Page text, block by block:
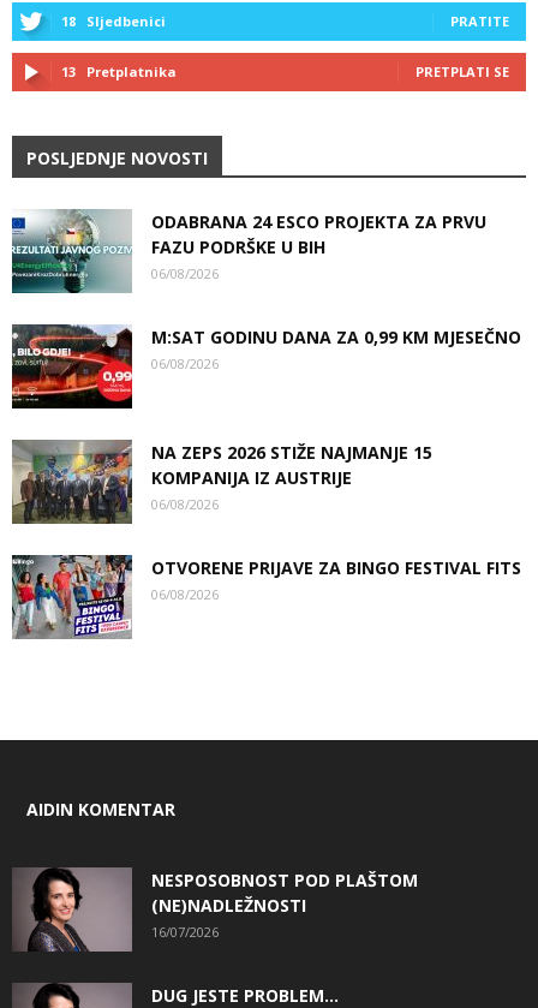
18 Sljedbenici PRATITE
13 Pretplatnika PRETPLATI SE
POSLJEDNJE NOVOSTI
ODABRANA 24 ESCO PROJEKTA ZA PRVU
FAZU PODRŠKE U BIH
06/08/2026
M:SAT GODINU DANA ZA 0,99 KM MJESEČNO
06/08/2026
NA ZEPS 2026 STIŽE NAJMANJE 15
KOMPANIJA IZ AUSTRIJE
06/08/2026
OTVORENE PRIJAVE ZA BINGO FESTIVAL FITS
06/08/2026
AIDIN KOMENTAR
NESPOSOBNOST POD PLAŠTOM
(NE)NADLEŽNOSTI
16/07/2026
DUG JESTE PROBLEM…